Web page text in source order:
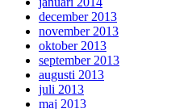
december 2013
november 2013
oktober 2013
september 2013
augusti 2013
juli 2013
maj 2013